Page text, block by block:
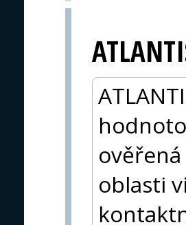
oblasti